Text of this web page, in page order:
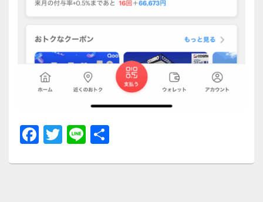
F
a
c
T
wi
tt
Li
n
e